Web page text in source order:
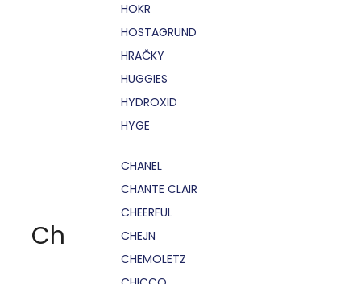
HOKR
HOSTAGRUND
HRAČKY
HUGGIES
HYDROXID
HYGE
Ch
CHANEL
CHANTE CLAIR
CHEERFUL
CHEJN
CHEMOLETZ